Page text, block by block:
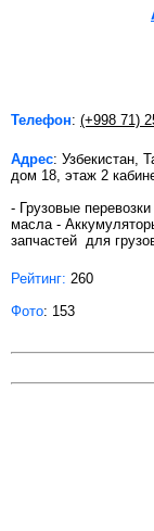
Телефон: (+998 71)
Адрес: Узбекистан,
дом 18, этаж 2
- Грузовые
масла -
запчастей для
Рейтинг: 260
Фото: 153